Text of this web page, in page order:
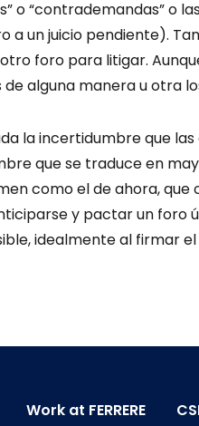
o “contrademandas” o
a un juicio pendiente).
foro para litigar.
de alguna manera u otra
la incertidumbre que
que se traduce en
como el de ahora,
y pactar un foro
idealmente al firmar
Work at FERRERE